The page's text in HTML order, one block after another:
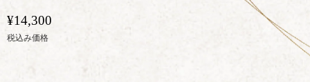
¥14,300
税込み価格